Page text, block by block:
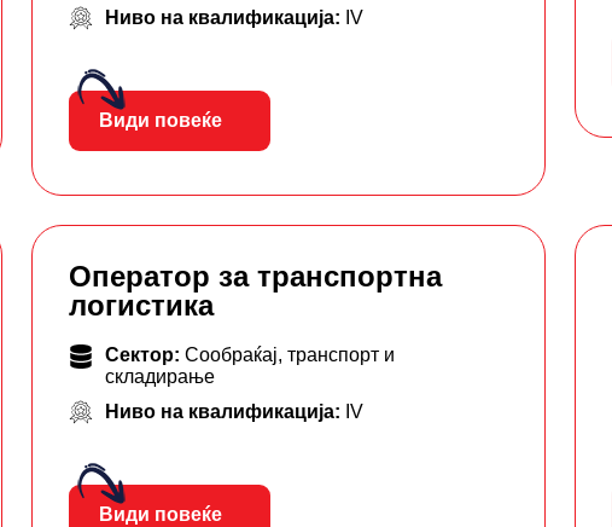
Ниво на квалификација: IV
Види повеќе
Оператор за транспортна
логистика
Сектор:Сообраќај, транспорт и
складирање
Ниво на квалификација: IV
Види повеќе